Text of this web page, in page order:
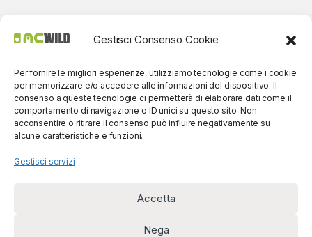
Gestisci Consenso Cookie
Per fornire le migliori esperienze, utilizziamo tecnologie come i cookie
per memorizzare e/o accedere alle informazioni del dispositivo. Il
consenso a queste tecnologie ci permetterà di elaborare dati come il
comportamento di navigazione o ID unici su questo sito. Non
acconsentire o ritirare il consenso può influire negativamente su
alcune caratteristiche e funzioni.
Gestisci servizi
Accetta
Nega